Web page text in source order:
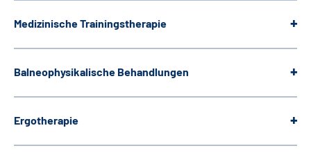
Medizinische Trainingstherapie
Balneophysikalische Behandlungen
Ergotherapie